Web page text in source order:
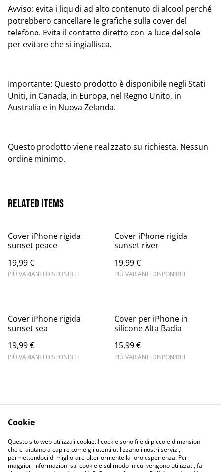
Avviso: evita i liquidi ad alto contenuto di alcool perché
potrebbero cancellare le grafiche sulla cover del
telefono. Evita il contatto diretto con la luce del sole
per evitare che si ingiallisca.
Importante: Questo prodotto è disponibile negli Stati
Uniti, in Canada, in Europa, nel Regno Unito, in
Australia e in Nuova Zelanda.
Questo prodotto viene realizzato su richiesta. Nessun
ordine minimo.
Related items
Cover iPhone rigida
sunset peace
19,99 €
PIÙ VARIANTI DISPONIBILI
Cover iPhone rigida
sunset river
19,99 €
PIÙ VARIANTI DISPONIBILI
Cover iPhone rigida
sunset sea
19,99 €
PIÙ VARIANTI DISPONIBILI
Cover per iPhone in
silicone Alta Badia
15,99 €
PIÙ VARIANTI DISPONIBILI
Informativa sulla
privacy
Terms and
conditions
Cookie
Questo sito web utilizza i cookie. I cookie sono file di piccole dimensioni
che ci aiutano a capire come gli utenti utilizzano i nostri servizi,
permettendoci di migliorare ulteriormente la loro esperienza. Per
maggiori informazioni sui cookie e sul modo in cui vengono utilizzati, fai